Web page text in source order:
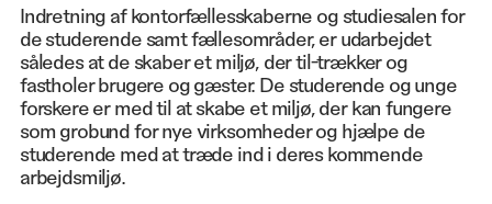
Indretning af kontorfællesskaberne og studiesalen for
de studerende samt fællesområder, er udarbejdet
således at de skaber et miljø, der til-trækker og
fastholer brugere og gæster. De studerende og unge
forskere er med til at skabe et miljø, der kan fungere
som grobund for nye virksomheder og hjælpe de
studerende med at træde ind i deres kommende
arbejdsmiljø.